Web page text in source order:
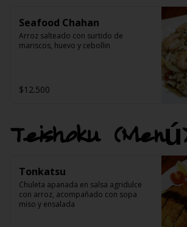
Seafood Chahan
Arroz salteado con surtido de
mariscos, huevo y cebollin
$12.500
Teishoku
Tonkatsu
Chuleta apanada en salsa agridulce
con arroz, acompañado con sopa
miso y ensalada